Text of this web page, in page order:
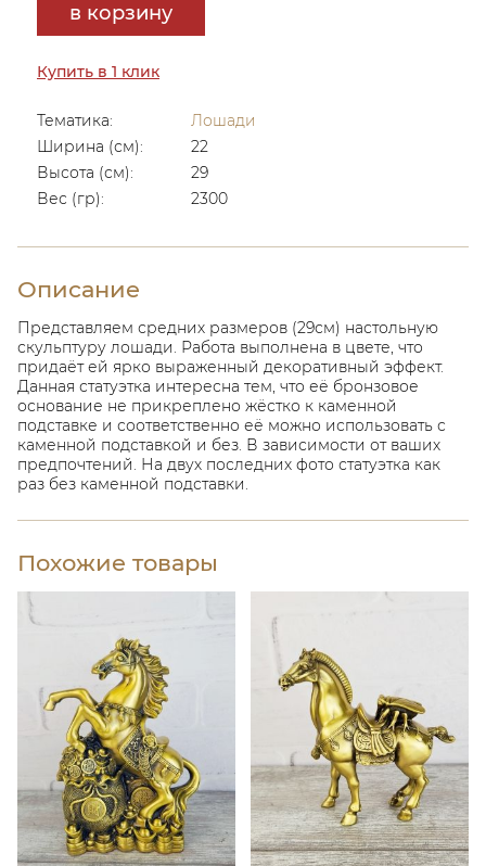
в корзину
Купить в 1 клик
Тематика:
Лошади
Ширина (см):
22
Высота (см):
29
Вес (гр):
2300
Описание
Представляем средних размеров (29см) настольную
скульптуру лошади. Работа выполнена в цвете, что
придаёт ей ярко выраженный декоративный эффект.
Данная статуэтка интересна тем, что её бронзовое
основание не прикреплено жёстко к каменной
подставке и соответственно её можно использовать с
каменной подставкой и без. В зависимости от ваших
предпочтений. На двух последних фото статуэтка как
раз без каменной подставки.
Похожие товары